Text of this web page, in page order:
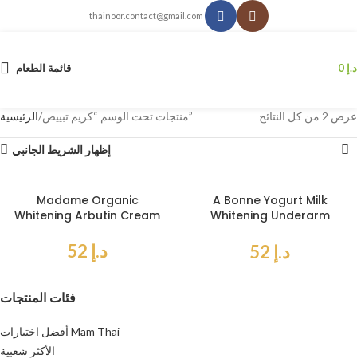
thainoor.contact@gmail.com
قائمة الطعام د.إ
فئات المنتجات
أفضل اختيارات Mam Thai
الأكثر شعبية
الرئيسية منتجات تحت الوسم “كريم تبييض” عرض ⁦2⁩ من كل النتائج
إظهار الشريط الجانبي
Madame Organic
Whitening Arbutin Cream
د.إ
A Bonne Yogurt Milk
Whitening Underarm
د.إ